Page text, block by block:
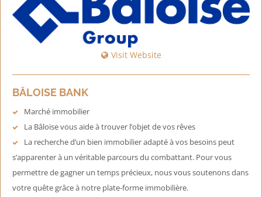
Visit Website
BÂLOISE BANK
Marché immobilier
La Bâloise vous aide à trouver l’objet de vos rêves
La recherche d’un bien immobilier adapté à vos besoins peut
s’apparenter à un véritable parcours du combattant. Pour vous
permettre de gagner un temps précieux, nous vous soutenons dans
votre quête grâce à notre plate-forme immobilière.